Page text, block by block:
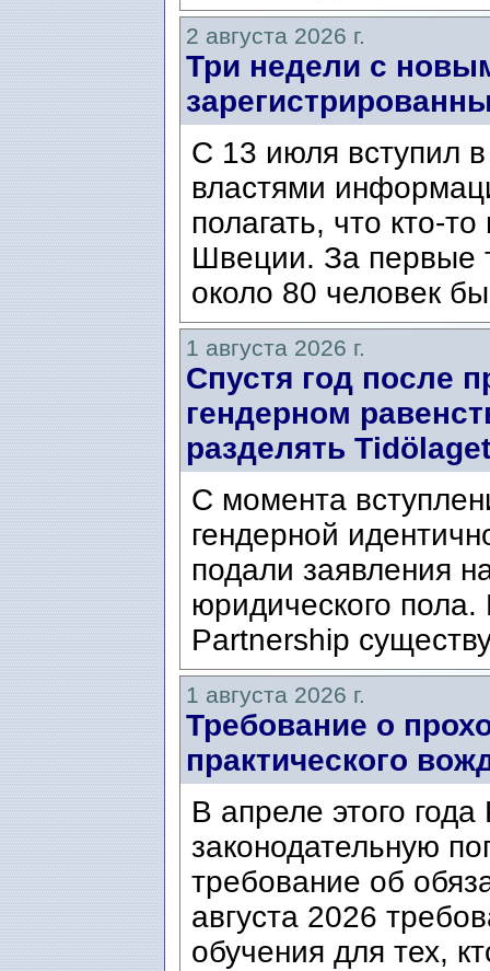
2 августа 2026 г.
Три недели с
С 13 июля вступил
властями
полагать, что кто-
Швеции. За первые
около 80 человек
1 августа 2026 г.
Спустя год после
гендерном
разделять
С момента
гендерной
подали заявления
юридического
Partnership
1 августа 2026 г.
Требование о
практического
В апреле этого
законодательную
требование об
августа 2026
обучения для тех,